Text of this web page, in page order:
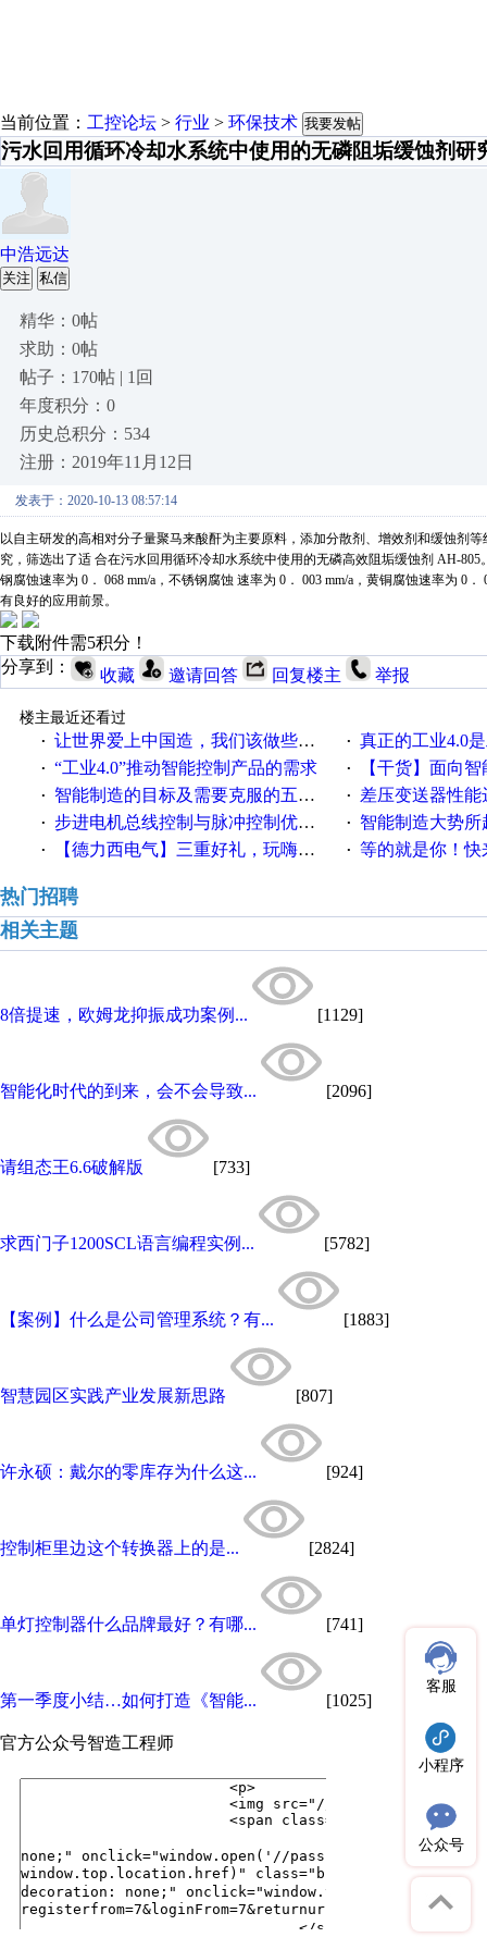
当前位置： 工控论坛 > 行业 > 环保技术 我要发帖
污水回用循环冷却水系统中使用的无磷阻垢缓蚀剂研
中浩远达
关注 私信
精华：0帖
求助：0帖
帖子：170帖 | 1回
年度积分：0
历史总积分：534
注册：2019年11月12日
发表于：2020-10-13 08:57:14
以自主研发的高相对分子量聚马来酸酐为主要原料 ， 添加分散剂 、 增效剂和缓蚀剂
究 ， 筛选出了适 合在污水回用循环冷却水系统中使用的无磷高效阻垢缓蚀剂 AH-805
钢腐蚀速率为 0． 068 mm/a ， 不锈钢腐蚀 速率为 0． 003 mm/a ， 黄铜腐蚀速率为 0．
有良好的应用前景。
下载附件需5积分！
分享到：
收藏 邀请回答 回复楼主 举报
楼主最近还看过
· 让世界爱上中国造，我们该做些什么 · 真正的工业4.0
· “工业4.0”推动智能控制产品的需求 · 【干货】面向
· 智能制造的目标及需要克服的五个障碍 · 差压变送器性能达
· 步进电机总线控制与脉冲控制优缺点 · 智能制造大势所趋
· 【德力西电气】三重好礼，玩嗨夏日！ · 等的就是你！快来
热门招聘
相关主题
8倍提速，欧姆龙抑振成功案例... [1129]
智能化时代的到来，会不会导致... [2096]
请组态王6.6破解版 [733]
求西门子1200SCL语言编程实例... [5782]
【案例】什么是公司管理系统？有... [1883]
智慧园区实践产业发展新思路 [807]
许永硕：戴尔的零库存为什么这... [924]
控制柜里边这个转换器上的是... [2824]
单灯控制器什么品牌最好？有哪... [741]
第一季度小结…如何打造《智能... [1025]
官方公众号智造工程师
客服
小程序
公众号